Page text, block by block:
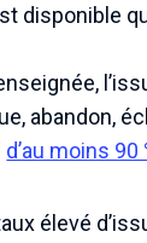
disponible
abandon,
d’au moins 90
élevé